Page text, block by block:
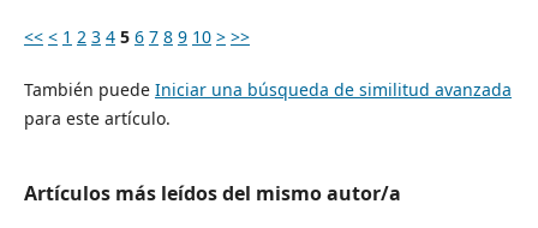
<< < 1 2 3 4 5 6 7 8 9 10 > >>
También puede Iniciar una búsqueda de similitud avanzada
para este artículo.
Artículos más leídos del mismo autor/a